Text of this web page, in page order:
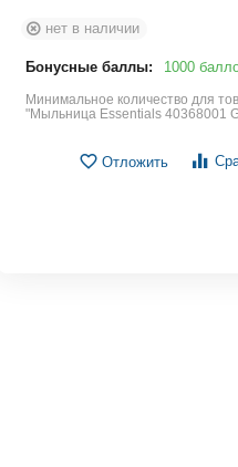
нет в наличии
Бонусные баллы: 1000
Минимальное количество для
"Мыльница Essentials 40368001
Отложить